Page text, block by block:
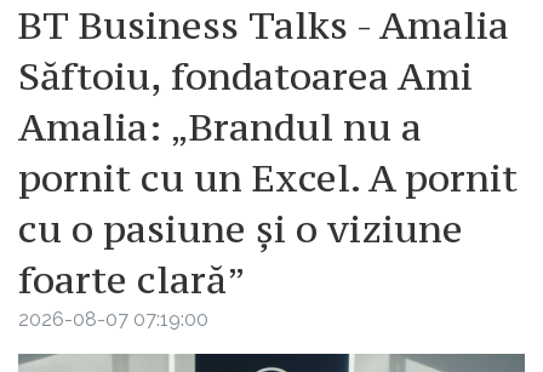
BT Business Talks - Amalia
Săftoiu, fondatoarea Ami
Amalia: „Brandul nu a
pornit cu un Excel. A pornit
cu o pasiune și o viziune
foarte clară”
2026-08-07 07:19:00